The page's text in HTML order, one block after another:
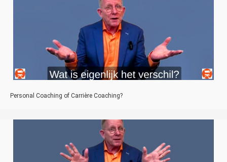
Personal Coaching of Carrière Coaching?